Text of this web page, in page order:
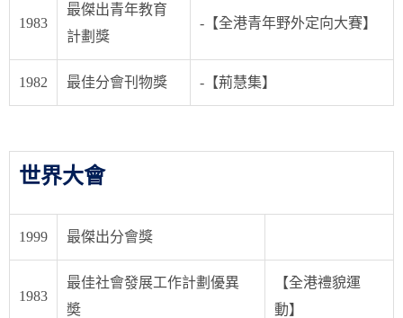
1983
最傑出青年教育
計劃獎
-【全港青年野外定向大賽】
1982 最佳分會刊物獎 -【荊慧集】
世界大會
1999 最傑出分會獎
1983
最佳社會發展工作計劃優異
奬
【全港禮貌運
動】